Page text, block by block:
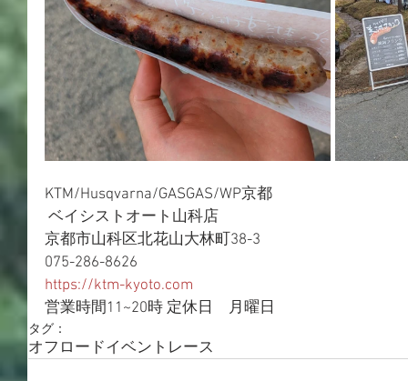
KTM/Husqvarna/GASGAS/WP京都
ベイシストオート山科店
京都市山科区北花山大林町38-3
075-286-8626
https://ktm-kyoto.com
営業時間11~20時 定休日　月曜日
タグ：
オフロードイベント レース